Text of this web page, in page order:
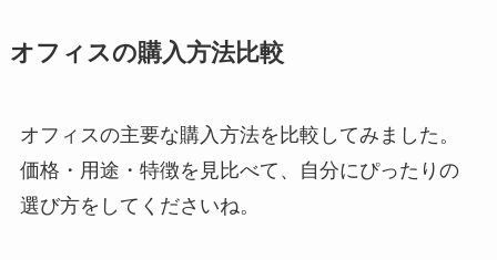
オフィスの購入方法比較
オフィスの主要な購入方法を比較してみました。
価格・用途・特徴を見比べて、自分にぴったりの
選び方をしてくださいね。